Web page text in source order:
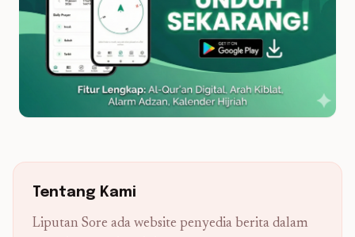
Tentang Kami
Liputan Sore ada website penyedia berita dalam